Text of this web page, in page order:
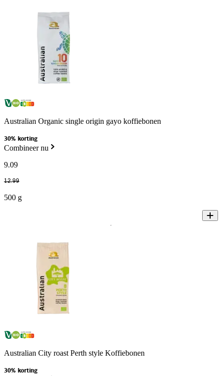
Australian Organic single origin gayo koffiebonen
30% korting
Combineer nu
9.09
12.99
500 g
Australian City roast Perth style Koffiebonen
30% korting